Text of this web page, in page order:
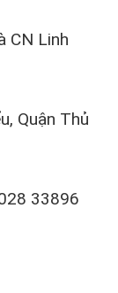
CN Linh
Quận Thủ
33896